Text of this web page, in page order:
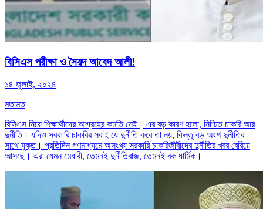
বিসিএস পরীক্ষা ও সৈয়দ আবেদ আলী!
১৪ জুলাই, ২০২৪
মতামত
বিসিএস নিয়ে শিক্ষার্থীদের আগ্রহের কমতি নেই। এর বড় কারণ হলো, নিশ্চিত চাকরি আর
দুর্নীতি। যদিও সরকারি চাকরির সবাই যে দুর্নীতি করে তা নয়, কিন্তু বড় অংশ দুর্নীতির
সাথে যুক্ত। প্রতিদিন গণমাধ্যমে অসংখ্য সরকারি চাকরিজীবীদের দুর্নীতির খবর বেরিয়ে
আসছে। এরা যেমন মেধাবী, তেমনই দুর্নীতিবাজ, তেমনই বক ধার্মিক।